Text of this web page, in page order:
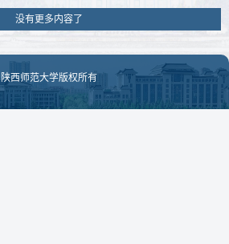
没有更多内容了
陕西师范大学版权所有